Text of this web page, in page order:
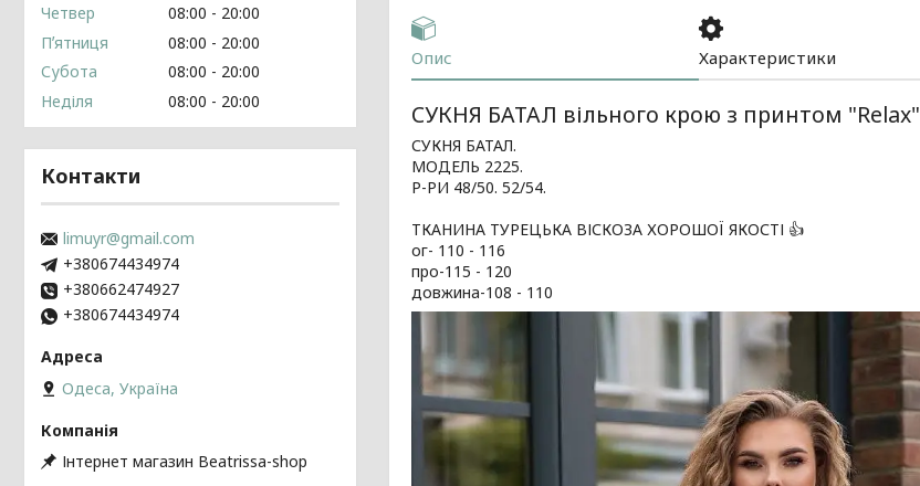
Опис Характеристики
СУКНЯ БАТАЛ вільного крою з принтом "Relax"
СУКНЯ БАТАЛ.
МОДЕЛЬ 2225.
Р-РИ 48/50. 52/54.
ТКАНИНА ТУРЕЦЬКА ВІСКОЗА ХОРОШОЇ ЯКОСТІ 👍
ог- 110 - 116
про-115 - 120
довжина-108 - 110
Четвер
08:00
20:00
Пʼятниця
08:00
20:00
Субота
08:00
20:00
Неділя
08:00 20:00
Контакти
limuyr@gmail.com
+380674434974
+380662474927
+380674434974
Одеса, Україна
Інтернет магазин Beatrissa-shop